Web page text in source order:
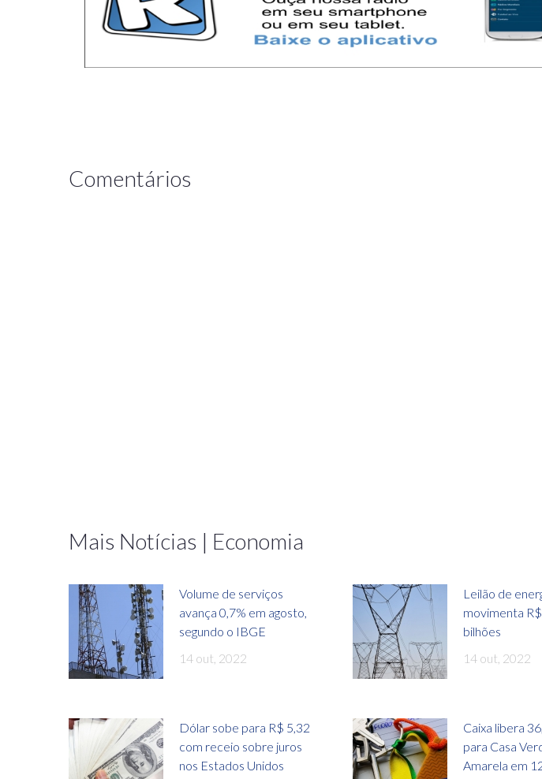
Comentários
Mais Notícias | Economia
Volume de serviços
avança 0,7% em agosto,
segundo o IBGE
14 out, 2022
Leilão de
movimenta
bilhões
14 out, 2022
Dólar sobe para R$ 5,32
com receio sobre juros
nos Estados Unidos
Caixa libera
para Casa
Amarela em